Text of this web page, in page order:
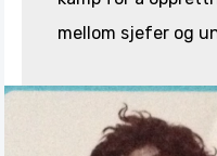
mellom sjefer og